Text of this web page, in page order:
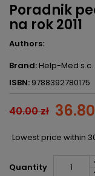
Poradnik
na rok 2011
Authors:
Brand:Help-Med s.c.
ISBN: 9788392780175
40.00 zł
Lowest price within
Quantity